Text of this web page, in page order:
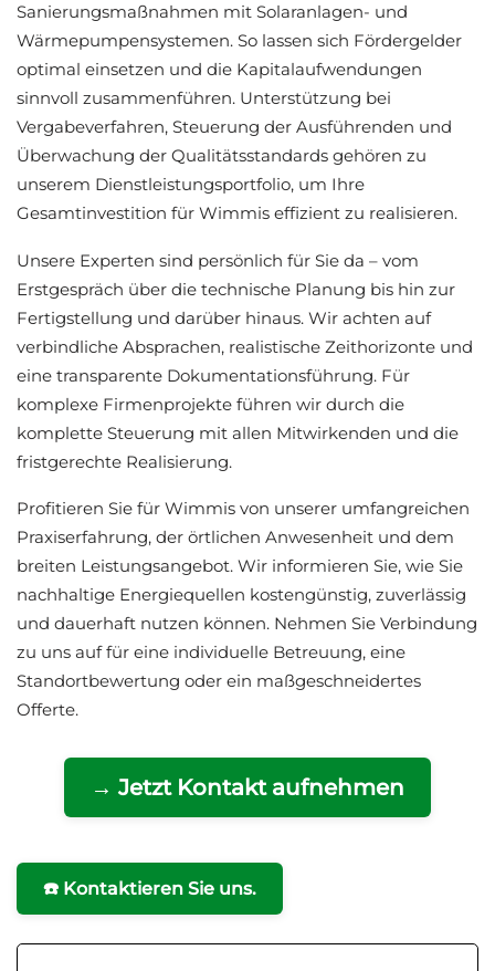
Sanierungsmaßnahmen mit Solaranlagen- und
Wärmepumpensystemen. So lassen sich Fördergelder
optimal einsetzen und die Kapitalaufwendungen
sinnvoll zusammenführen. Unterstützung bei
Vergabeverfahren, Steuerung der Ausführenden und
Überwachung der Qualitätsstandards gehören zu
unserem Dienstleistungsportfolio, um Ihre
Gesamtinvestition für Wimmis effizient zu realisieren.
Unsere Experten sind persönlich für Sie da – vom
Erstgespräch über die technische Planung bis hin zur
Fertigstellung und darüber hinaus. Wir achten auf
verbindliche Absprachen, realistische Zeithorizonte und
eine transparente Dokumentationsführung. Für
komplexe Firmenprojekte führen wir durch die
komplette Steuerung mit allen Mitwirkenden und die
fristgerechte Realisierung.
Profitieren Sie für Wimmis von unserer umfangreichen
Praxiserfahrung, der örtlichen Anwesenheit und dem
breiten Leistungsangebot. Wir informieren Sie, wie Sie
nachhaltige Energiequellen kostengünstig, zuverlässig
und dauerhaft nutzen können. Nehmen Sie Verbindung
zu uns auf für eine individuelle Betreuung, eine
Standortbewertung oder ein maßgeschneidertes
Offerte.
→ Jetzt Kontakt aufnehmen
☎️ Kontaktieren Sie uns.